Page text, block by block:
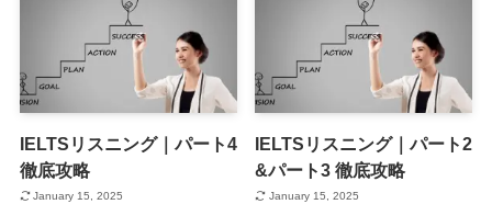
IELTSリスニング｜パート4
徹底攻略
January 15, 2025
IELTSリスニング｜パート2
&パート3 徹底攻略
January 15, 2025